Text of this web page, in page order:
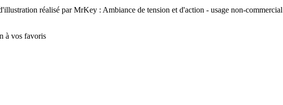
réalisé par MrKey : Ambiance de tension et d'action - usage non-commercial